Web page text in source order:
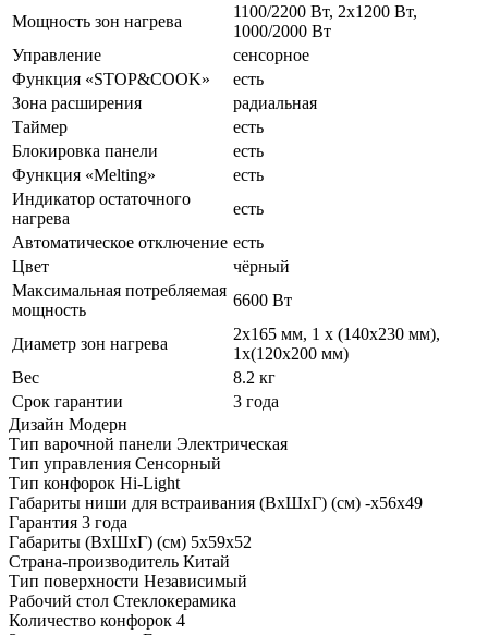
Мощность зон нагрева
1100/2200 Вт, 2х1200 Вт,
1000/2000 Вт
Управление
сенсорное
Функция «STOP&COOK»
есть
Зона расширения
радиальная
Таймер
есть
Блокировка панели
есть
Функция «Melting»
есть
Индикатор остаточного
нагрева
есть
Автоматическое отключение есть
Цвет
чёрный
Максимальная потребляемая
мощность
6600 Вт
Диаметр зон нагрева
2х165 мм, 1 х (140х230 мм),
1х(120х200 мм)
Вес
8.2 кг
Срок гарантии
3 года
Дизайн Модерн
Тип варочной панели Электрическая
Тип управления Сенсорный
Тип конфорок Hi-Light
Габариты ниши для встраивания (ВхШхГ) (см) -х56х49
Гарантия 3 года
Габариты (ВхШхГ) (см) 5х59х52
Страна-производитель Китай
Тип поверхности Независимый
Рабочий стол Стеклокерамика
Количество конфорок 4